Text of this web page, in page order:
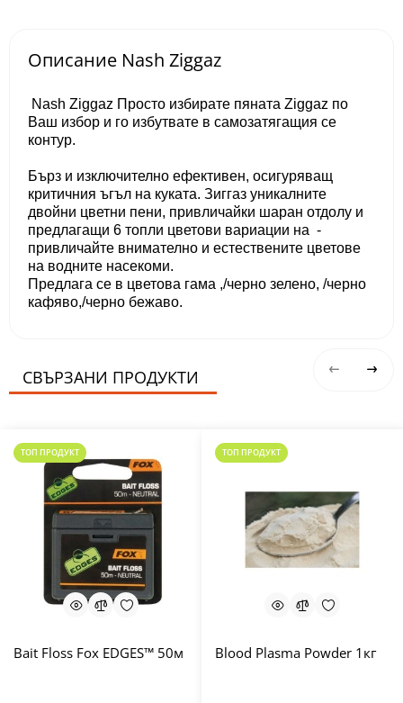
Описание Nash Ziggaz
Nash Ziggaz Просто избирате пяната Ziggaz по
Ваш избор и го избутвате в самозатягащия се
контур.
Бърз и изключително ефективен, осигуряващ
критичния ъгъл на куката. Зиггаз уникалните
двойни цветни пени, привличайки шаран отдолу и
предлагащи 6 топли цветови вариации на -
привличайте внимателно и естествените цветове
на водните насекоми.
Предлага се в цветова гама ,/черно зелено, /черно
кафяво,/черно бежаво.
СВЪРЗАНИ ПРОДУКТИ
ТОП ПРОДУКТ
Bait Floss Fox EDGES™ 50м
ТОП ПРОДУКТ
Blood Plasma Powder 1кг